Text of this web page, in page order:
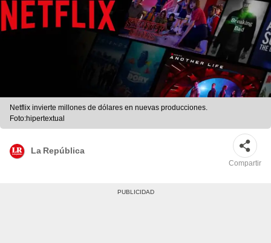
Netflix invierte millones de dólares en nuevas producciones.
Foto:hipertextual
La República
Compartir